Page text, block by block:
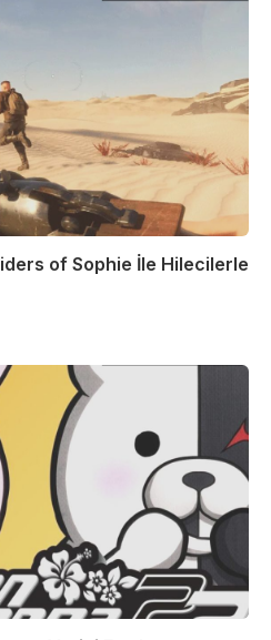
of Sophie İle Hilecilerle